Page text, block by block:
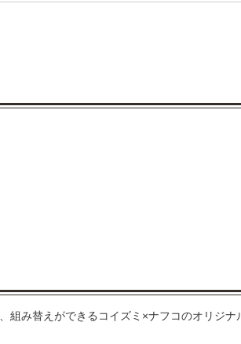
組み替えができるコイズミ×ナフコのオリジナ